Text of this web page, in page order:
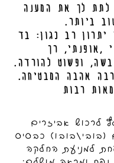
לתת לך את המענה
ביותר.
יתרון רב כגון: בד
,אופנתי, רך
ופשוט להורדה
.נתפרו עם הרבה אהבה המבטיחה
רבות
לרכוש אביזרים
(בובי/בובו) כבסיס
למניעת החלקה